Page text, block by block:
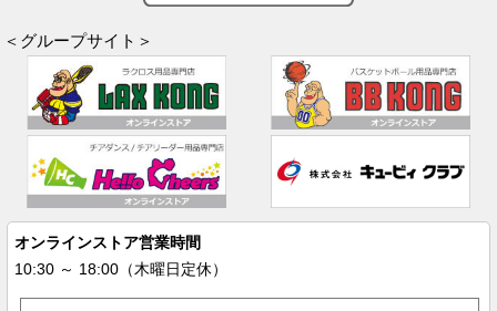
＜グループサイト＞
オンラインストア営業時間
10:30 ～ 18:00（木曜日定休）